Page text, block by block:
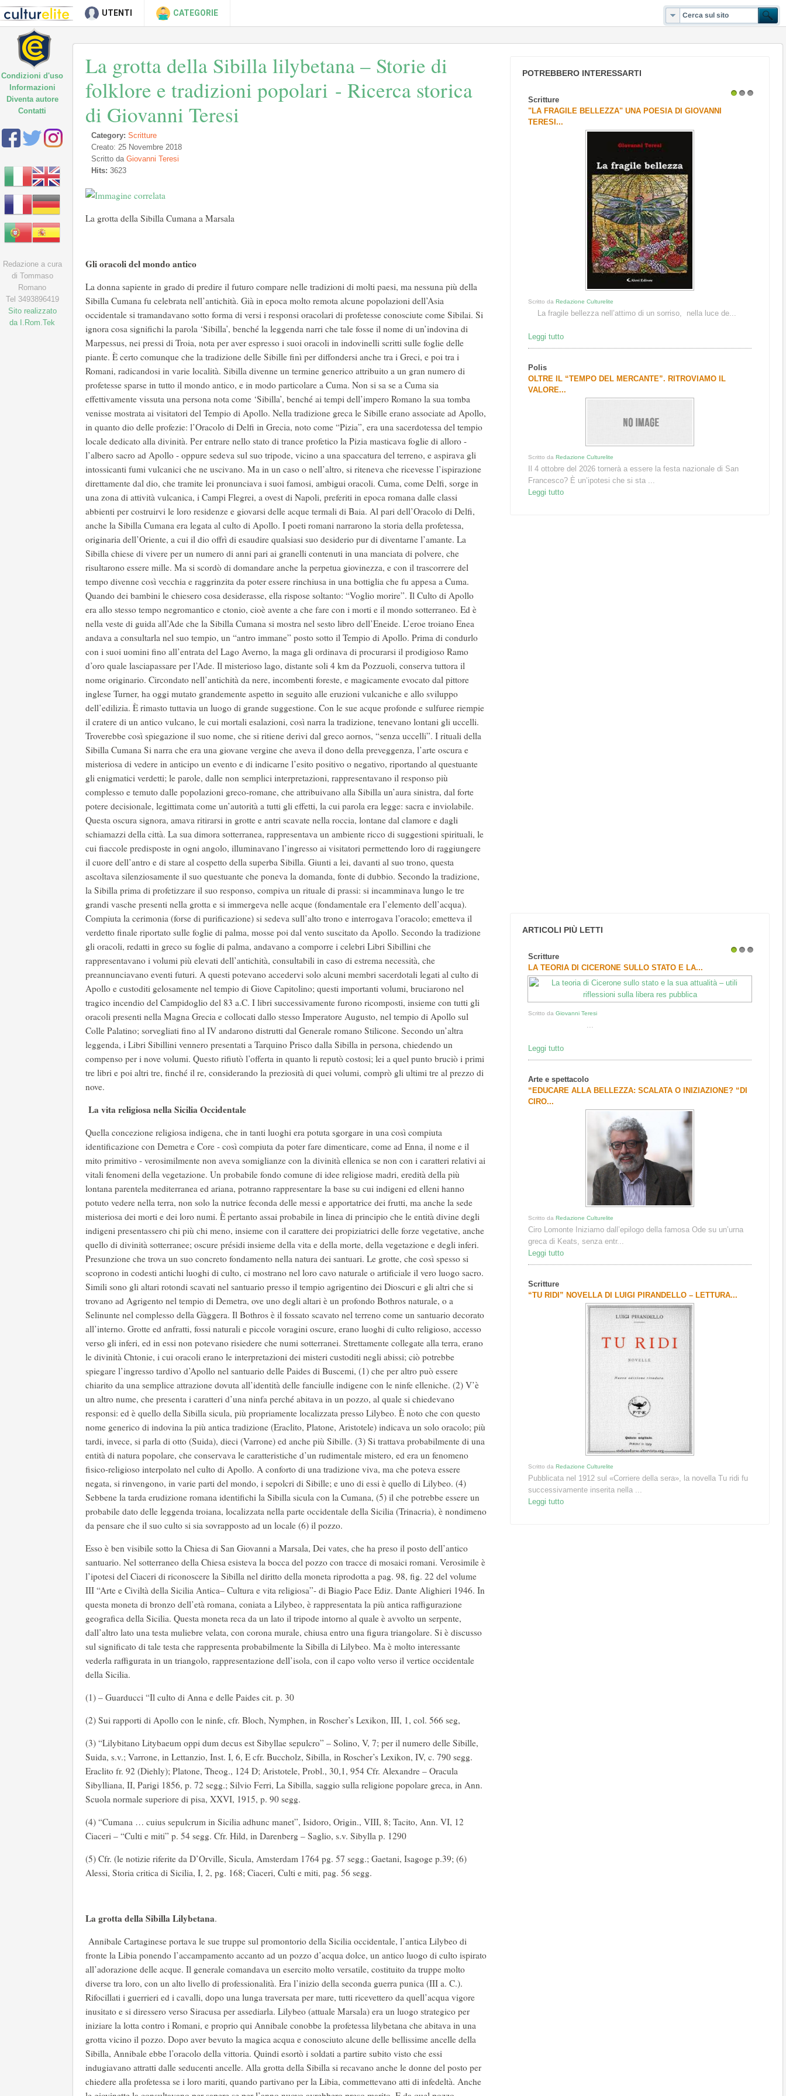
UTENTI CATEGORIE
La grotta della Sibilla lilybetana – Storie di
folklore e tradizioni popolari - Ricerca storica
di Giovanni Teresi
Category: Scritture
Creato: 25 Novembre 2018
Scritto da Giovanni Teresi
Hits: 3623
La grotta della Sibilla Cumana a Marsala
Gli oracoli del mondo antico
La donna sapiente in grado di predire il futuro compare nelle tradizioni di molti paesi, ma nessuna più della
Sibilla Cumana fu celebrata nell’antichità. Già in epoca molto remota alcune popolazioni dell’Asia
occidentale si tramandavano sotto forma di versi i responsi oracolari di profetesse conosciute come Sibilai. Si
ignora cosa significhi la parola ‘Sibilla’, benché la leggenda narri che tale fosse il nome di un’indovina di
Marpessus, nei pressi di Troia, nota per aver espresso i suoi oracoli in indovinelli scritti sulle foglie delle
piante. È certo comunque che la tradizione delle Sibille finì per diffondersi anche tra i Greci, e poi tra i
Romani, radicandosi in varie località. Sibilla divenne un termine generico attribuito a un gran numero di
profetesse sparse in tutto il mondo antico, e in modo particolare a Cuma. Non si sa se a Cuma sia
effettivamente vissuta una persona nota come ‘Sibilla’, benché ai tempi dell’impero Romano la sua tomba
venisse mostrata ai visitatori del Tempio di Apollo. Nella tradizione greca le Sibille erano associate ad Apollo,
in quanto dio delle profezie: l’Oracolo di Delfi in Grecia, noto come “Pizia”, era una sacerdotessa del tempio
locale dedicato alla divinità. Per entrare nello stato di trance profetico la Pizia masticava foglie di alloro -
l’albero sacro ad Apollo - oppure sedeva sul suo tripode, vicino a una spaccatura del terreno, e aspirava gli
intossicanti fumi vulcanici che ne uscivano. Ma in un caso o nell’altro, si riteneva che ricevesse l’ispirazione
direttamente dal dio, che tramite lei pronunciava i suoi famosi, ambigui oracoli. Cuma, come Delfi, sorge in
una zona di attività vulcanica, i Campi Flegrei, a ovest di Napoli, preferiti in epoca romana dalle classi
abbienti per costruirvi le loro residenze e giovarsi delle acque termali di Baia. Al pari dell’Oracolo di Delfi,
anche la Sibilla Cumana era legata al culto di Apollo. I poeti romani narrarono la storia della profetessa,
originaria dell’Oriente, a cui il dio offrì di esaudire qualsiasi suo desiderio pur di diventarne l’amante. La
Sibilla chiese di vivere per un numero di anni pari ai granelli contenuti in una manciata di polvere, che
risultarono essere mille. Ma si scordò di domandare anche la perpetua giovinezza, e con il trascorrere del
tempo divenne così vecchia e raggrinzita da poter essere rinchiusa in una bottiglia che fu appesa a Cuma.
Quando dei bambini le chiesero cosa desiderasse, ella rispose soltanto: “Voglio morire”. Il Culto di Apollo
era allo stesso tempo negromantico e ctonio, cioè avente a che fare con i morti e il mondo sotterraneo. Ed è
nella veste di guida all’Ade che la Sibilla Cumana si mostra nel sesto libro dell’Eneide. L’eroe troiano Enea
andava a consultarla nel suo tempio, un “antro immane” posto sotto il Tempio di Apollo. Prima di condurlo
con i suoi uomini fino all’entrata del Lago Averno, la maga gli ordinava di procurarsi il prodigioso Ramo
d’oro quale lasciapassare per l’Ade. Il misterioso lago, distante soli 4 km da Pozzuoli, conserva tuttora il
nome originario. Circondato nell’antichità da nere, incombenti foreste, e magicamente evocato dal pittore
inglese Turner, ha oggi mutato grandemente aspetto in seguito alle eruzioni vulcaniche e allo sviluppo
dell’edilizia. È rimasto tuttavia un luogo di grande suggestione. Con le sue acque profonde e sulfuree riempie
il cratere di un antico vulcano, le cui mortali esalazioni, così narra la tradizione, tenevano lontani gli uccelli.
Troverebbe così spiegazione il suo nome, che si ritiene derivi dal greco aornos, “senza uccelli”. I rituali della
Sibilla Cumana Si narra che era una giovane vergine che aveva il dono della preveggenza, l’arte oscura e
misteriosa di vedere in anticipo un evento e di indicarne l’esito positivo o negativo, riportando al questuante
gli enigmatici verdetti; le parole, dalle non semplici interpretazioni, rappresentavano il responso più
complesso e temuto dalle popolazioni greco-romane, che attribuivano alla Sibilla un’aura sinistra, dal forte
potere decisionale, legittimata come un’autorità a tutti gli effetti, la cui parola era legge: sacra e inviolabile.
Questa oscura signora, amava ritirarsi in grotte e antri scavate nella roccia, lontane dal clamore e dagli
schiamazzi della città. La sua dimora sotterranea, rappresentava un ambiente ricco di suggestioni spirituali, le
cui fiaccole predisposte in ogni angolo, illuminavano l’ingresso ai visitatori permettendo loro di raggiungere
il cuore dell’antro e di stare al cospetto della superba Sibilla. Giunti a lei, davanti al suo trono, questa
ascoltava silenziosamente il suo questuante che poneva la domanda, fonte di dubbio. Secondo la tradizione,
la Sibilla prima di profetizzare il suo responso, compiva un rituale di prassi: si incamminava lungo le tre
grandi vasche presenti nella grotta e si immergeva nelle acque (fondamentale era l’elemento dell’acqua).
Compiuta la cerimonia (forse di purificazione) si sedeva sull’alto trono e interrogava l’oracolo; emetteva il
verdetto finale riportato sulle foglie di palma, mosse poi dal vento suscitato da Apollo. Secondo la tradizione
gli oracoli, redatti in greco su foglie di palma, andavano a comporre i celebri Libri Sibillini che
rappresentavano i volumi più elevati dell’antichità, consultabili in caso di estrema necessità, che
preannunciavano eventi futuri. A questi potevano accedervi solo alcuni membri sacerdotali legati al culto di
Apollo e custoditi gelosamente nel tempio di Giove Capitolino; questi importanti volumi, bruciarono nel
tragico incendio del Campidoglio del 83 a.C. I libri successivamente furono ricomposti, insieme con tutti gli
oracoli presenti nella Magna Grecia e collocati dallo stesso Imperatore Augusto, nel tempio di Apollo sul
Colle Palatino; sorvegliati fino al IV andarono distrutti dal Generale romano Stilicone. Secondo un’altra
leggenda, i Libri Sibillini vennero presentati a Tarquino Prisco dalla Sibilla in persona, chiedendo un
compenso per i nove volumi. Questo rifiutò l’offerta in quanto li reputò costosi; lei a quel punto bruciò i primi
tre libri e poi altri tre, finché il re, considerando la preziosità di quei volumi, comprò gli ultimi tre al prezzo di
nove.
La vita religiosa nella Sicilia Occidentale
Quella concezione religiosa indigena, che in tanti luoghi era potuta sgorgare in una così compiuta
identificazione con Demetra e Core - così compiuta da poter fare dimenticare, come ad Enna, il nome e il
mito primitivo - verosimilmente non aveva somiglianze con la divinità ellenica se non con i caratteri relativi ai
vitali fenomeni della vegetazione. Un probabile fondo comune di idee religiose madri, eredità della più
lontana parentela mediterranea ed ariana, potranno rappresentare la base su cui indigeni ed elleni hanno
potuto vedere nella terra, non solo la nutrice feconda delle messi e apportatrice dei frutti, ma anche la sede
misteriosa dei morti e dei loro numi. È pertanto assai probabile in linea di principio che le entità divine degli
indigeni presentassero chi più chi meno, insieme con il carattere dei propiziatrici delle forze vegetative, anche
quello di divinità sotterranee; oscure présidi insieme della vita e della morte, della vegetazione e degli inferi.
Presunzione che trova un suo concreto fondamento nella natura dei santuari. Le grotte, che così spesso si
scoprono in codesti antichi luoghi di culto, ci mostrano nel loro cavo naturale o artificiale il vero luogo sacro.
Simili sono gli altari rotondi scavati nel santuario presso il tempio agrigentino dei Dioscuri e gli altri che si
trovano ad Agrigento nel tempio di Demetra, ove uno degli altari è un profondo Bothros naturale, o a
Selinunte nel complesso della Gàggera. Il Bothros è il fossato scavato nel terreno come un santuario decorato
all’interno. Grotte ed anfratti, fossi naturali e piccole voragini oscure, erano luoghi di culto religioso, accesso
verso gli inferi, ed in essi non potevano risiedere che numi sotterranei. Strettamente collegate alla terra, erano
le divinità Chtonie, i cui oracoli erano le interpretazioni dei misteri custoditi negli abissi; ciò potrebbe
spiegare l’ingresso tardivo d’Apollo nel santuario delle Paides di Buscemi, (1) che per altro può essere
chiarito da una semplice attrazione dovuta all’identità delle fanciulle indigene con le ninfe elleniche. (2) V’è
un altro nume, che presenta i caratteri d’una ninfa perché abitava in un pozzo, al quale si chiedevano
responsi: ed è quello della Sibilla sicula, più propriamente localizzata presso Lilybeo. È noto che con questo
nome generico di indovina la più antica tradizione (Eraclito, Platone, Aristotele) indicava un solo oracolo; più
tardi, invece, si parla di otto (Suida), dieci (Varrone) ed anche più Sibille. (3) Si trattava probabilmente di una
entità di natura popolare, che conservava le caratteristiche d’un rudimentale mistero, ed era un fenomeno
fisico-religioso interpolato nel culto di Apollo. A conforto di una tradizione viva, ma che poteva essere
negata, si rinvengono, in varie parti del mondo, i sepolcri di Sibille; e uno di essi è quello di Lilybeo. (4)
Sebbene la tarda erudizione romana identifichi la Sibilla sicula con la Cumana, (5) il che potrebbe essere un
probabile dato delle leggenda troiana, localizzata nella parte occidentale della Sicilia (Trinacria), è nondimeno
da pensare che il suo culto si sia sovrapposto ad un locale (6) il pozzo.
Esso è ben visibile sotto la Chiesa di San Giovanni a Marsala, Dei vates, che ha preso il posto dell’antico
santuario. Nel sotterraneo della Chiesa esisteva la bocca del pozzo con tracce di mosaici romani. Verosimile è
l’ipotesi del Ciaceri di riconoscere la Sibilla nel diritto della moneta riprodotta a pag. 98, fig. 22 del volume
III “Arte e Civiltà della Sicilia Antica– Cultura e vita religiosa”- di Biagio Pace Ediz. Dante Alighieri 1946. In
questa moneta di bronzo dell’età romana, coniata a Lilybeo, è rappresentata la più antica raffigurazione
geografica della Sicilia. Questa moneta reca da un lato il tripode intorno al quale è avvolto un serpente,
dall’altro lato una testa muliebre velata, con corona murale, chiusa entro una figura triangolare. Si è discusso
sul significato di tale testa che rappresenta probabilmente la Sibilla di Lilybeo. Ma è molto interessante
vederla raffigurata in un triangolo, rappresentazione dell’isola, con il capo volto verso il vertice occidentale
della Sicilia.
(1) – Guarducci “Il culto di Anna e delle Paides cit. p. 30
(2) Sui rapporti di Apollo con le ninfe, cfr. Bloch, Nymphen, in Roscher’s Lexikon, III, 1, col. 566 seg,
(3) “Lilybitano Litybaeum oppi dum decus est Sibyllae sepulcro” – Solino, V, 7; per il numero delle Sibille,
Suida, s.v.; Varrone, in Lettanzio, Inst. I, 6, E cfr. Buccholz, Sibilla, in Roscher’s Lexikon, IV, c. 790 segg.
Eraclito fr. 92 (Diehly); Platone, Theog., 124 D; Aristotele, Probl., 30,1, 954 Cfr. Alexandre – Oracula
Sibylliana, II, Parigi 1856, p. 72 segg.; Silvio Ferri, La Sibilla, saggio sulla religione popolare greca, in Ann.
Scuola normale superiore di pisa, XXVI, 1915, p. 90 segg.
(4) “Cumana … cuius sepulcrum in Sicilia adhunc manet”, Isidoro, Origin., VIII, 8; Tacito, Ann. VI, 12
Ciaceri – “Culti e miti” p. 54 segg. Cfr. Hild, in Darenberg – Saglio, s.v. Sibylla p. 1290
(5) Cfr. (le notizie riferite da D’Orville, Sicula, Amsterdam 1764 pg. 57 segg.; Gaetani, Isagoge p.39; (6)
Alessi, Storia critica di Sicilia, I, 2, pg. 168; Ciaceri, Culti e miti, pag. 56 segg.
La grotta della Sibilla Lilybetana.
Annibale Cartaginese portava le sue truppe sul promontorio della Sicilia occidentale, l’antica Lilybeo di
fronte la Libia ponendo l’accampamento accanto ad un pozzo d’acqua dolce, un antico luogo di culto ispirato
all’adorazione delle acque. Il generale comandava un esercito molto versatile, costituito da truppe molto
diverse tra loro, con un alto livello di professionalità. Era l’inizio della seconda guerra punica (III a. C.).
Rifocillati i guerrieri ed i cavalli, dopo una lunga traversata per mare, tutti ricevettero da quell’acqua vigore
inusitato e si diressero verso Siracusa per assediarla. Lilybeo (attuale Marsala) era un luogo strategico per
iniziare la lotta contro i Romani, e proprio qui Annibale conobbe la profetessa lilybetana che abitava in una
grotta vicino il pozzo. Dopo aver bevuto la magica acqua e conosciuto alcune delle bellissime ancelle della
Sibilla, Annibale ebbe l’oracolo della vittoria. Quindi esortò i soldati a partire subito visto che essi
indugiavano attratti dalle seducenti ancelle. Alla grotta della Sibilla si recavano anche le donne del posto per
chiedere alla profetessa se i loro mariti, quando partivano per la Libia, commettevano atti di infedeltà. Anche
POTREBBERO INTERESSARTI
Scritture
"LA FRAGILE BELLEZZA" UNA POESIA DI GIOVANNI
TERESI...
Scritto da Redazione Culturelite
La fragile bellezza nell’attimo di un sorriso, nella luce de...
Leggi tutto
Polis
OLTRE IL “TEMPO DEL MERCANTE”. RITROVIAMO IL
VALORE...
Scritto daRedazione Culturelite
Il 4 ottobre del 2026 tornerà a essere la festa nazionale di San
Francesco? È un’ipotesi che si sta ...
Leggi tutto
ARTICOLI PIÙ LETTI
Scritture
LA TEORIA DI CICERONE SULLO STATO E LA...
Scritto daGiovanni Teresi
...
Leggi tutto
Arte e spettacolo
“EDUCARE ALLA BELLEZZA: SCALATA O INIZIAZIONE? “DI
CIRO...
Scritto daRedazione Culturelite
Ciro Lomonte Iniziamo dall’epilogo della famosa Ode su un’urna
greca di Keats, senza entr...
Leggi tutto
Scritture
“TU RIDI” NOVELLA DI LUIGI PIRANDELLO – LETTURA...
Scritto daRedazione Culturelite
Pubblicata nel 1912 sul «Corriere della sera», la novella Tu ridi fu
successivamente inserita nella ...
Leggi tutto
Condizioni d'uso
Informazioni
Diventa autore
Contatti
Redazione a cura
di Tommaso
Romano
Tel 3493896419
Sito realizzato
da I.Rom.Tek